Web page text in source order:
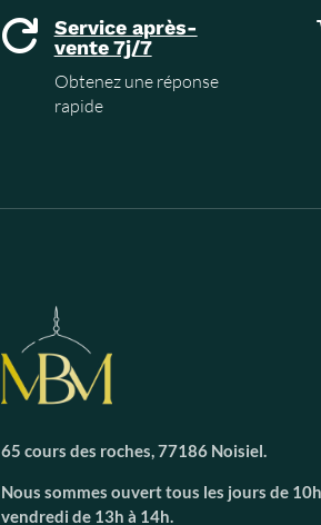

Service après-
vente 7j/7
Obtenez une réponse
rapide
65 cours des roches, 77186 Noisiel.
Nous sommes ouvert tous les jours de
vendredi de 13h à 14h.